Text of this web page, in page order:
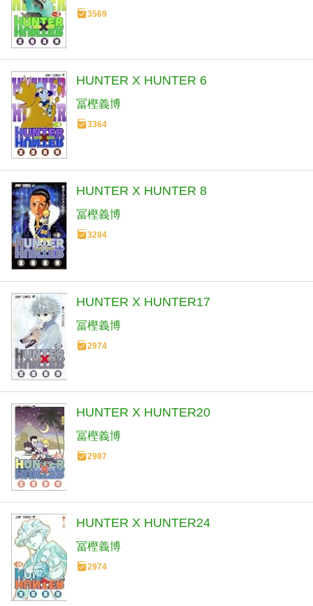
3569
HUNTER X HUNTER 6
冨樫義博
3364
HUNTER X HUNTER 8
冨樫義博
3284
HUNTER X HUNTER17
冨樫義博
2974
HUNTER X HUNTER20
冨樫義博
2987
HUNTER X HUNTER24
冨樫義博
2974